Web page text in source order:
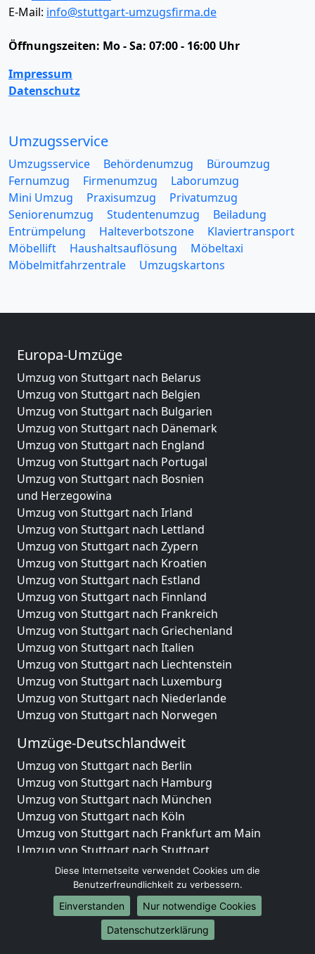
E-Mail: info@stuttgart-umzugsfirma.de
Öffnungszeiten: Mo - Sa: 07:00 - 16:00 Uhr
Impressum
Datenschutz
Umzugsservice
Umzugsservice Behördenumzug
Büroumzug
Fernumzug
Firmenumzug
Laborumzug
Mini Umzug
Praxisumzug
Privatumzug
Seniorenumzug
Studentenumzug
Beiladung
Entrümpelung
Halteverbotszone
Klaviertransport
Möbellift
Haushaltsauflösung
Möbeltaxi
Möbelmitfahrzentrale
Umzugskartons
Europa-Umzüge
Umzug von Stuttgart nach Belarus
Umzug von Stuttgart nach Belgien
Umzug von Stuttgart nach Bulgarien
Umzug von Stuttgart nach Dänemark
Umzug von Stuttgart nach England
Umzug von Stuttgart nach Portugal
Umzug von Stuttgart nach Bosnien
und Herzegowina
Umzug von Stuttgart nach Irland
Umzug von Stuttgart nach Lettland
Umzug von Stuttgart nach Zypern
Umzug von Stuttgart nach Kroatien
Umzug von Stuttgart nach Estland
Umzug von Stuttgart nach Finnland
Umzug von Stuttgart nach Frankreich
Umzug von Stuttgart nach Griechenland
Umzug von Stuttgart nach Italien
Umzug von Stuttgart nach Liechtenstein
Umzug von Stuttgart nach Luxemburg
Umzug von Stuttgart nach Niederlande
Umzug von Stuttgart nach Norwegen
Umzüge-Deutschlandweit
Umzug von Stuttgart nach Berlin
Umzug von Stuttgart nach Hamburg
Umzug von Stuttgart nach München
Umzug von Stuttgart nach Köln
Umzug von Stuttgart nach Frankfurt am Main
Umzug von Stuttgart nach Stuttgart
Umzug von Stuttgart nach Düsseldorf
Umzug von Stuttgart nach Leipzig
Umzug von Stuttgart nach Dortmund
Umzug von Stuttgart nach Essen
Umzug von Stuttgart nach Bremen
Diese Internetseite verwendet Cookies um die
Benutzerfreundlichkeit zu verbessern.
Einverstanden
Nur notwendige Cookies
Datenschutzerklärung